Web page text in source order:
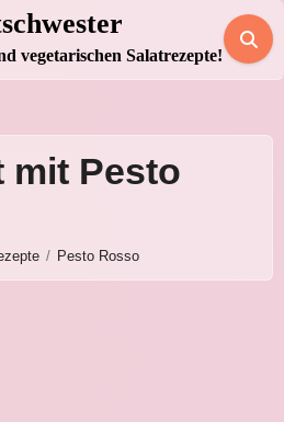
vegetarischen Salatrezepte!
mit Pesto
Pesto Rosso